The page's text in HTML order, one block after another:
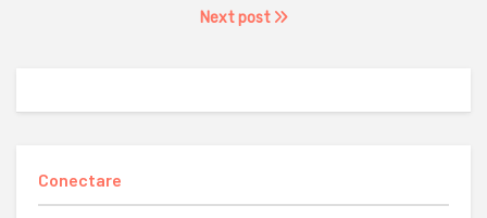
Next post
Conectare